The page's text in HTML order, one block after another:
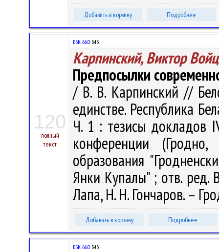
Добавить в корзину Подробнее
120
полный
текст
ББК 66.0 Б43
Карпинский, Виктор
Предпосылки
/ В. В. Карпинский //
единстве. Республика
Ч. 1 : тезисы докладов
конференции
образования
Янки Купалы" ; отв. ред.
Лапа, Н. Н. Гончаров. –
Добавить в корзину Подробнее
ББК 66.0 Б43